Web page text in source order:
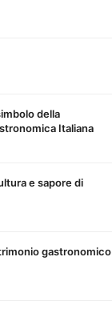
della
Italiana
e sapore di
gastronomico